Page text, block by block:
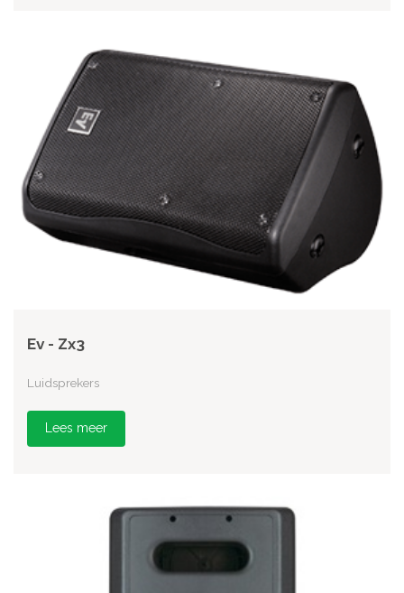
Ev - Zx3
Luidsprekers
Lees meer